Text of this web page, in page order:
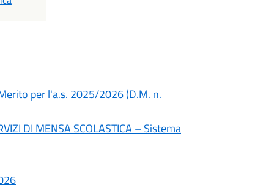
per l'a.s. 2025/2026 (D.M. n.
DI MENSA SCOLASTICA – Sistema